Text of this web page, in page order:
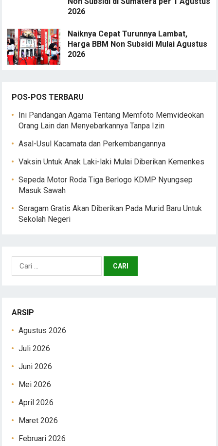
2026
Naiknya Cepat Turunnya Lambat,
Harga BBM Non Subsidi Mulai Agustus
2026
POS-POS TERBARU
Ini Pandangan Agama Tentang Memfoto Memvideokan
Orang Lain dan Menyebarkannya Tanpa Izin
Asal-Usul Kacamata dan Perkembangannya
Vaksin Untuk Anak Laki-laki Mulai Diberikan Kemenkes
Sepeda Motor Roda Tiga Berlogo KDMP Nyungsep
Masuk Sawah
Seragam Gratis Akan Diberikan Pada Murid Baru Untuk
Sekolah Negeri
Cari
untuk:
ARSIP
Agustus 2026
Juli 2026
Juni 2026
Mei 2026
April 2026
Maret 2026
Februari 2026